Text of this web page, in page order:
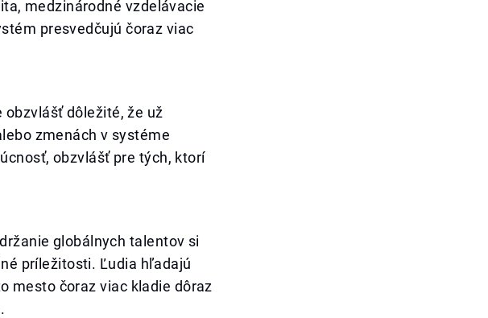
medzinárodné vzdelávacie
presvedčujú čoraz viac
dôležité, že už
zmenách v systéme
obzvlášť pre tých, ktorí
globálnych talentov si
príležitosti. Ľudia hľadajú
mesto čoraz viac kladie dôraz